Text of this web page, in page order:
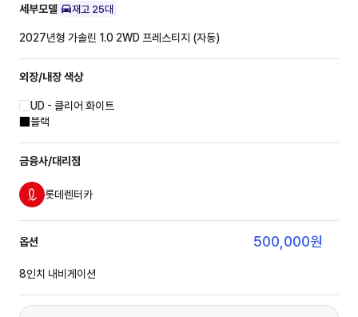
세부모델 재고 25대
2027년형 가솔린 1.0 2WD 프레스티지 (자동)
외장/내장색상
UD - 클리어 화이트
블랙
금융사/대리점
롯데렌터카
옵션 500,000원
8인치 내비게이션